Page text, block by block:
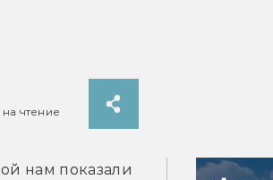
чтение
нам показали